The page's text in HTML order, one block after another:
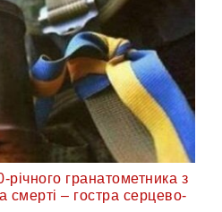
річного гранатометника з
– гостра серцево-